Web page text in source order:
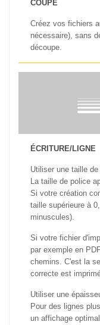
COUPE
Créez vos fichiers
nécessaire), sans
découpe.
ÉCRITURE/LIGNE
Utiliser une taille
La taille de police
Si votre création
taille supérieure à
minuscules).
Si votre fichier
par exemple en
chemins. C'est la
correcte est
Utiliser une
Pour des lignes
un affichage